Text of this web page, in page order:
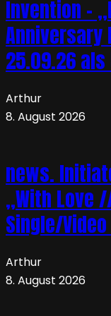
Invention –
Anniversary
25.09.26 als
Arthur
8. August 2026
news.
„With Love
Single/
Arthur
8. August 2026